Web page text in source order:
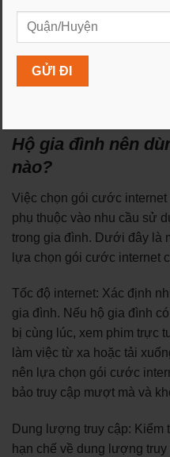
internet và truyền hình
Mạng FPT Toàn Quốc,
Thêm 2 Tháng Cước.
48h. Gói Internet FPT.
Hộ gia đình nên
nào?
Việc chọn gói cước
phụ thuộc vào nhu cầu sử
trong gia đình. Dưới đây là
lựa chọn gói cước internet
Tốc độ internet: Xác định
gia đình. Nếu hộ gia đình
bị cùng lúc, xem phim trực
làm việc từ xa hoặc tải
nên lựa chọn gói cước
bảo truy cập mượt mà và
Dung lượng truy cập: Kiểm
hạn chế về dung lượng